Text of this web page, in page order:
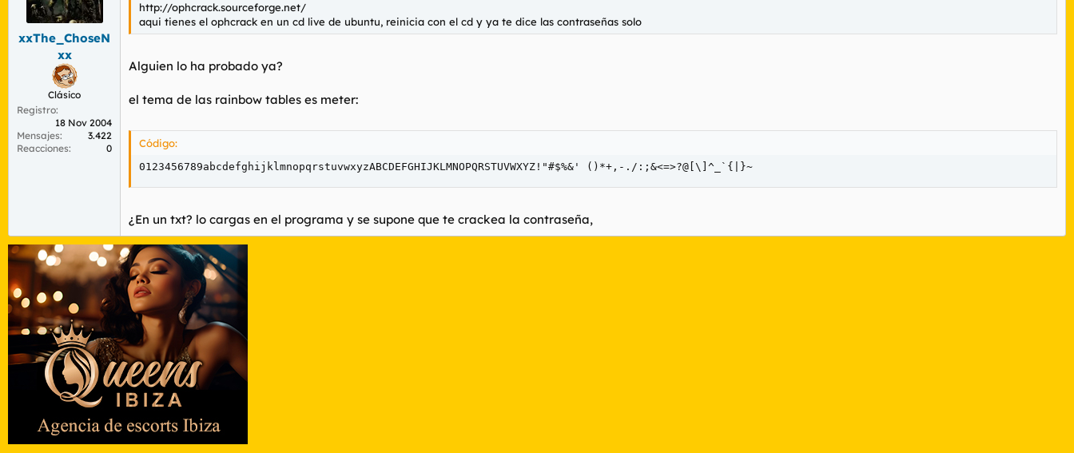
xxThe_ChoseN
xx
Clásico
Registro
18 Nov 2004
Mensajes
3.422
Reacciones
0
http://ophcrack.sourceforge.net/
aqui tienes el ophcrack en un cd live de ubuntu, reinicia con el cd y ya te dice las contraseñas solo
Alguien lo ha probado ya?
el tema de las rainbow tables es meter:
Código:
0123456789abcdefghijklmnopqrstuvwxyzABCDEFGHIJKLMNOPQRSTUVWXYZ!"#$%&' ()*+,-./:;&<=>?@[\]^_`{|}~
¿En un txt? lo cargas en el programa y se supone que te crackea la contraseña,